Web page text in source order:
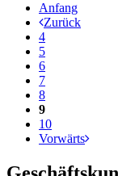
Anfang
Zurück
4
5
6
7
8
9
10
Vorwärts